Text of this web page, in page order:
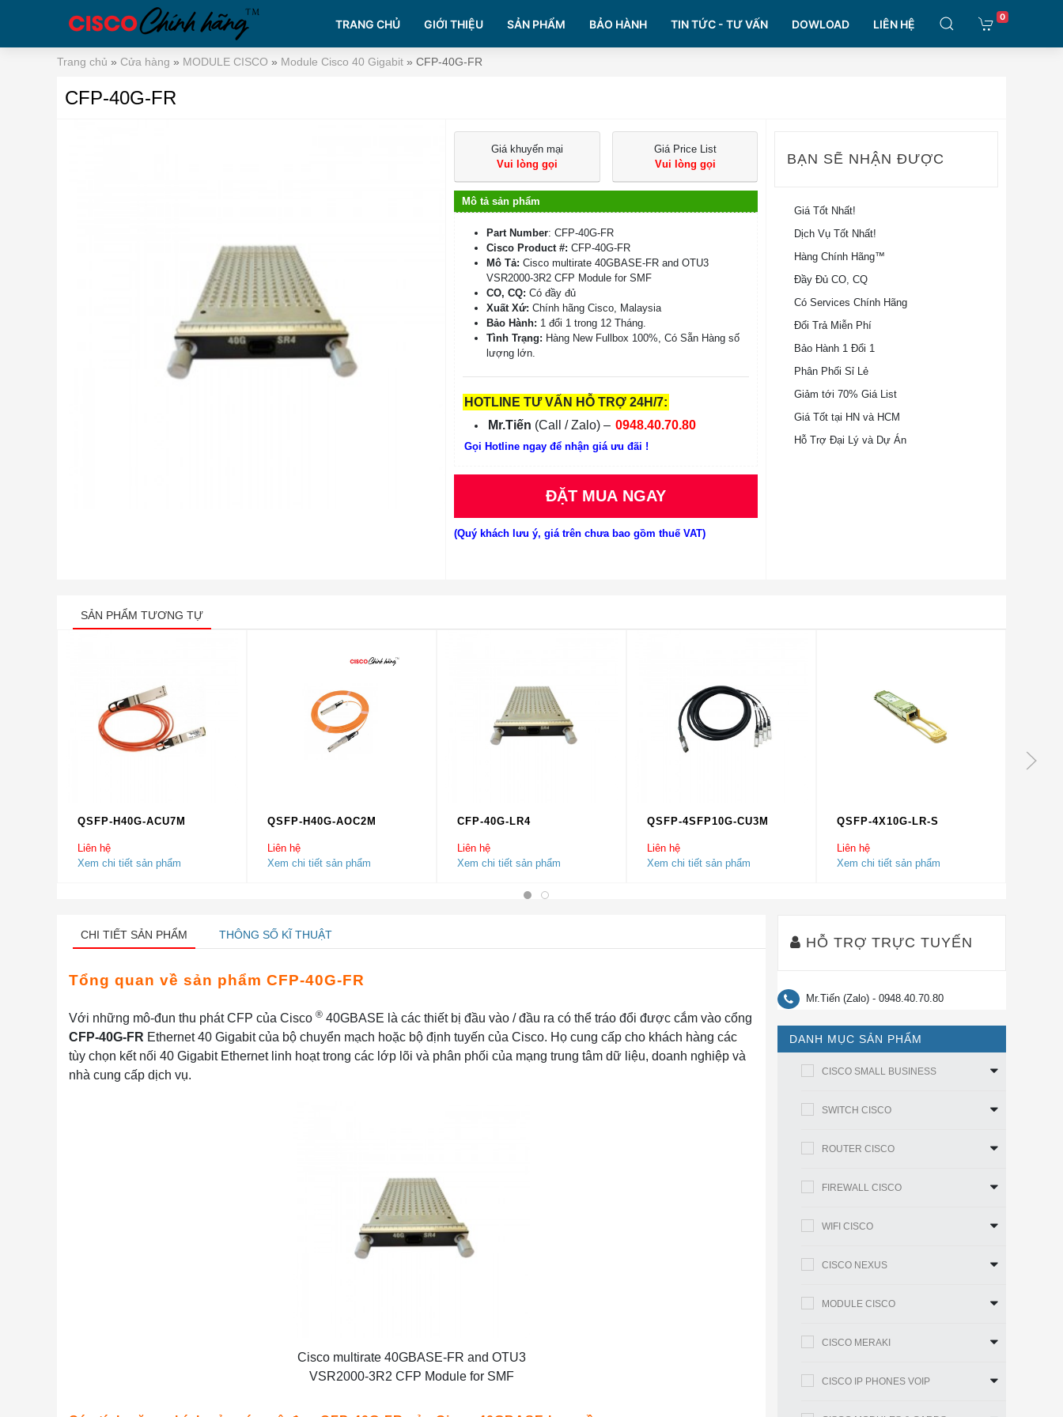
TRANG CHỦ GIỚI THIỆU SẢN PHẨM BẢO HÀNH TIN TỨC - TƯ VẤN DOWLOAD LIÊN HỆ
0
Trang chủ » Cửa hàng » MODULE CISCO » Module Cisco 40 Gigabit » CFP-40G-FR
CFP-40G-FR
Giá khuyến mại
Vui lòng gọi
Giá Price List
Vui lòng gọi
Mô tả sản phẩm
Part Number: CFP-40G-FR
Cisco Product #:CFP-40G-FR
Mô Tả: Cisco multirate 40GBASE-FR and OTU3
VSR2000-3R2 CFP Module for SMF
CO, CQ: Có đầy đủ
Xuất Xứ:Chính hãng Cisco, Malaysia
Bảo Hành: 1 đổi 1 trong 12 Tháng.
Tình Trạng: Hàng New Fullbox 100%, Có Sẵn Hàng số
lượng lớn.
HOTLINE TƯ VẤN HỖ TRỢ 24H/7:
Mr.Tiến (Call / Zalo) – 0948.40.70.80
Gọi Hotline ngay để nhận giá ưu đãi !
ĐẶT MUA NGAY
(Quý khách lưu ý, giá trên chưa bao gồm thuế VAT)
BẠN SẼ NHẬN ĐƯỢC
Giá Tốt Nhất!
Dịch Vụ Tốt Nhất!
Hàng Chính Hãng™
Đầy Đủ CO, CQ
Có Services Chính Hãng
Đổi Trả Miễn Phí
Bảo Hành 1 Đổi 1
Phân Phối Sỉ Lẻ
Giảm tới 70% Giá List
Giá Tốt tại HN và HCM
Hỗ Trợ Đại Lý và Dự Án
SẢN PHẨM TƯƠNG TỰ
QSFP-H40G-ACU7M
Liên hệ
Xem chi tiết sản phẩm
QSFP-H40G-AOC2M
Liên hệ
Xem chi tiết sản phẩm
CFP-40G-LR4
Liên hệ
Xem chi tiết sản phẩm
QSFP-4SFP10G-CU3M
Liên hệ
Xem chi tiết sản phẩm
QSFP-4X10G-LR-S
Liên hệ
Xem chi tiết sản phẩm
CHI TIẾT SẢN PHẨM THÔNG SỐ KĨ THUẬT
Tổng quan về sản phẩm CFP-40G-FR
Với những mô-đun thu phát CFP của Cisco ® 40GBASE là các thiết bị đầu vào / đầu ra có thể tráo đổi được cắm vào cổng
CFP-40G-FR Ethernet 40 Gigabit của bộ chuyển mạch hoặc bộ định tuyến của Cisco. Họ cung cấp cho khách hàng các
tùy chọn kết nối 40 Gigabit Ethernet linh hoạt trong các lớp lõi và phân phối của mạng trung tâm dữ liệu, doanh nghiệp và
nhà cung cấp dịch vụ.
Cisco multirate 40GBASE-FR and OTU3
VSR2000-3R2 CFP Module for SMF
HỖ TRỢ TRỰC TUYẾN
Mr.Tiến (Zalo) - 0948.40.70.80
DANH MỤC SẢN PHẨM
CISCO SMALL BUSINESS
SWITCH CISCO
ROUTER CISCO
FIREWALL CISCO
WIFI CISCO
CISCO NEXUS
MODULE CISCO
CISCO MERAKI
CISCO IP PHONES VOIP